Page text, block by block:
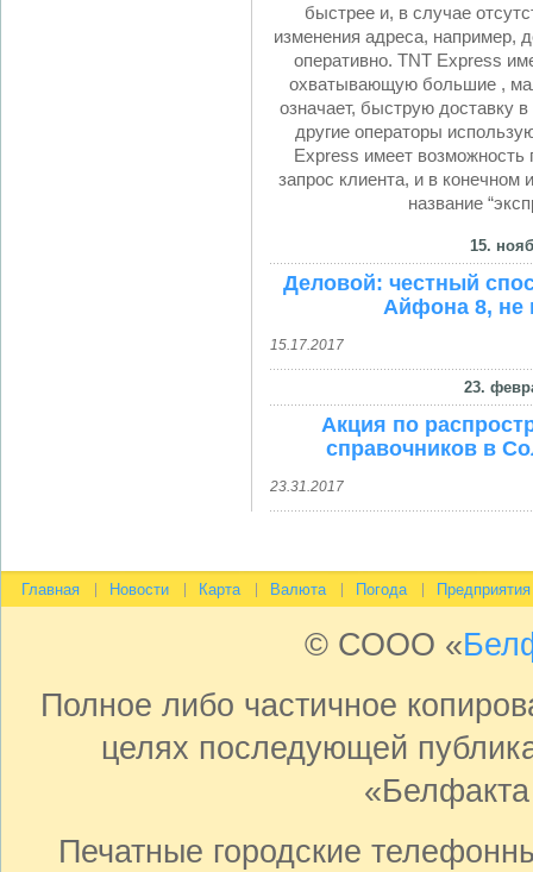
быстрее и, в случае
изменения адреса, например,
оперативно. TNT Express
охватывающую большие ,
означает, быструю доставку
другие операторы
Express имеет возможность
запрос клиента, и в конечном
название
15.
Деловой: честный
Айфона 8, не
15.17.2017
23.
Акция по
справочников в
23.31.2017
Главная Новости Карта Валюта Погода Предприятия
© СООО «
Полное либо частичное
целях последующей
Печатные городские